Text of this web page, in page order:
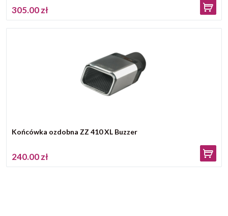
305.00 zł
Końcówka ozdobna ZZ 410 XL Buzzer
240.00 zł